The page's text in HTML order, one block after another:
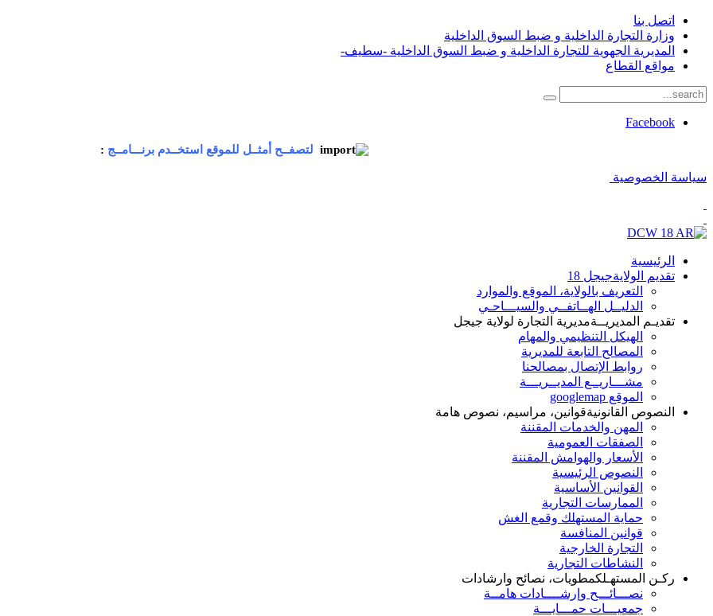
اتصل بنا
وزارة التجارة الداخلية و ضبط السوق الداخلية
المديرية الجهوية للتجارة الداخلية و ضبط السوق الداخلية -سطيف-
مواقع القطاع
Facebook
لتصفــح أمثــل للموقع استخــدم برنـــامــج :
سياسة الخصوصية
الرئيسية
تقديم الولايةجيجل 18
التعريف بالولاية، الموقع والموارد
الدليــل الهــاتفــي والسيـــاحـي
تقديـم المديريــةمديرية التجارة لولاية جيجل
الهيكل التنظيمي والمهام
المصالح التابعة للمديرية
روابط الإتصال بمصالحنا
مشـــاريــع المديــريـــة
الموقع googlemap
النصوص القانونيةقوانين، مراسيم، نصوص هامة
المهن والخدمات المقننة
الصفقات العمومية
الأسعار والهوامش المقننة
النصوص الرئيسية
القوانين الأساسية
الممارسات التجارية
حماية المستهلك وقمع الغش
قوانين المنافسة
التجارة الخارجية
النشاطات التجارية
ركـن المستهـلكمطويات، نصائح وارشادات
نصـــائـــح وإرشــــادات هامــة
جمعيـــات حمـــايـــة